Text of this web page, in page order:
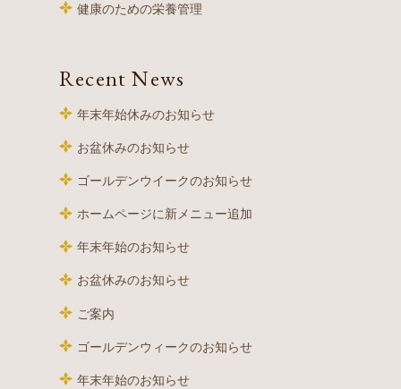
健康のための栄養管理
Recent News
年末年始休みのお知らせ
お盆休みのお知らせ
ゴールデンウイークのお知らせ
ホームページに新メニュー追加
年末年始のお知らせ
お盆休みのお知らせ
ご案内
ゴールデンウィークのお知らせ
年末年始のお知らせ